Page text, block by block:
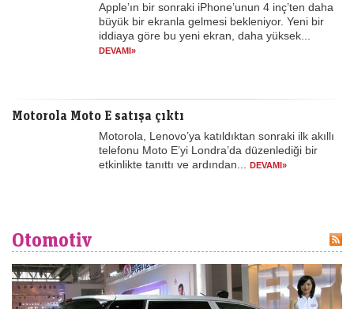
Apple’ın bir sonraki iPhone’unun 4 inç’ten daha
büyük bir ekranla gelmesi bekleniyor. Yeni bir
iddiaya göre bu yeni ekran, daha yüksek...
DEVAMI»
Motorola Moto E satışa çıktı
Motorola, Lenovo’ya katıldıktan sonraki ilk akıllı
telefonu Moto E’yi Londra’da düzenlediği bir
etkinlikte tanıttı ve ardından...
DEVAMI»
Otomotiv